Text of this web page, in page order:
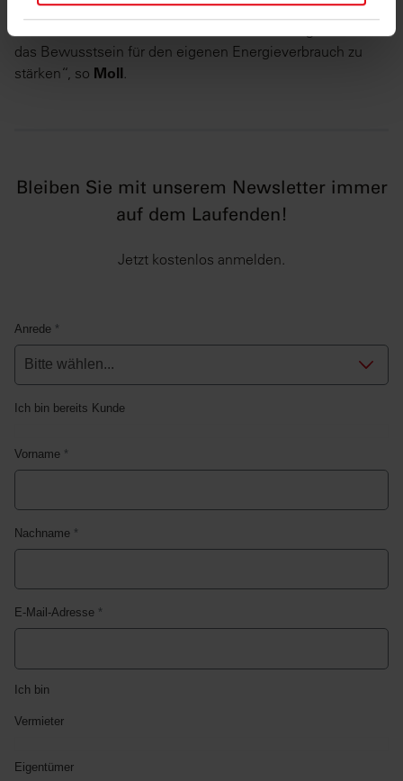
in unserenDatenschutzhinweisen.
jedoch dazu bei, einen ersten Überblick über den
das Bewusstsein für den eigenen Energieverbrauch zu
stärken“, so Moll
Bleiben Sie mit unserem Newsletter immer
auf dem Laufenden!
Jetzt kostenlos anmelden.
*
Anrede
Ich bin bereits Kunde
*
Vorname
*
Nachname
*
E-Mail-Adresse
Ich bin
Vermieter
Eigentümer